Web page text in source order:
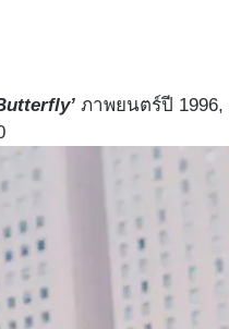
ภาพยนตร์ปี 1996,